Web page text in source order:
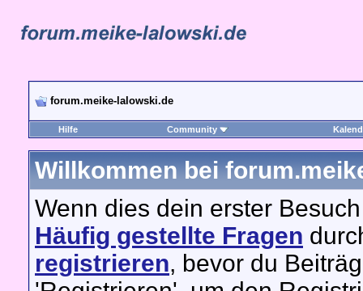
forum.meike-lalowski.de
Hilfe Community
Willkommen bei
Wenn dies dein erster
Häufig gestellte Fragen
registrieren, bevor du